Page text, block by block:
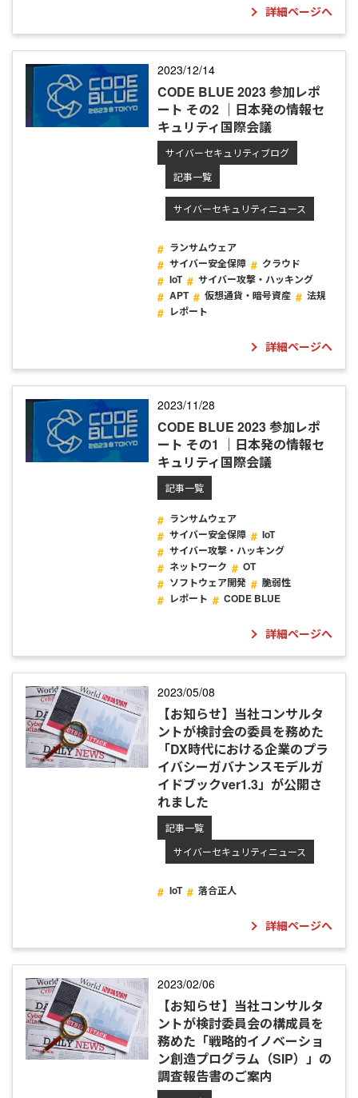
詳細ページへ
2023/12/14
CODE BLUE 2023 参加レポ
ート その2 ｜日本発の情報セ
キュリティ国際会議
サイバーセキュリティブログ
記事一覧
サイバーセキュリティニュース
ランサムウェア
サイバー安全保障
クラウド
IoT
サイバー攻撃・ハッキング
APT
仮想通貨・暗号資産
法規
レポート
詳細ページへ
2023/11/28
CODE BLUE 2023 参加レポ
ート その1 ｜日本発の情報セ
キュリティ国際会議
記事一覧
ランサムウェア
サイバー安全保障
IoT
サイバー攻撃・ハッキング
ネットワーク
OT
ソフトウェア開発
脆弱性
レポート
CODE BLUE
詳細ページへ
2023/05/08
【お知らせ】当社コンサルタ
ントが検討会の委員を務めた
「DX時代における企業のプラ
イバシーガバナンスモデルガ
イドブックver1.3」が公開さ
れました
記事一覧
サイバーセキュリティニュース
IoT 落合正人
詳細ページへ
2023/02/06
【お知らせ】当社コンサルタ
ントが検討委員会の構成員を
務めた「戦略的イノベーショ
ン創造プログラム（SIP）」の
調査報告書のご案内